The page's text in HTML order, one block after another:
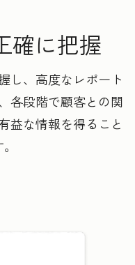
確に把握
し、高度なレポート
各段階で顧客との関
益な情報を得ること